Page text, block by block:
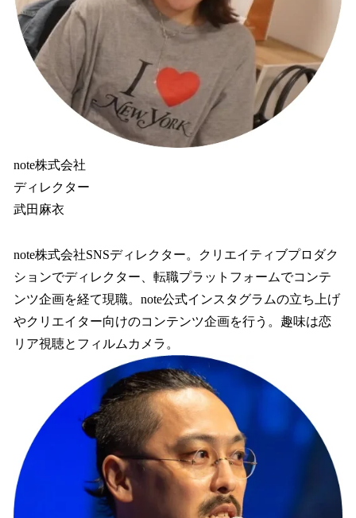
note株式会社
ディレクター
武田麻衣
note株式会社SNSディレクター。クリエイティブプロダク
ションでディレクター、転職プラットフォームでコンテ
ンツ企画を経て現職。note公式インスタグラムの立ち上げ
やクリエイター向けのコンテンツ企画を行う。趣味は恋
リア視聴とフィルムカメラ。